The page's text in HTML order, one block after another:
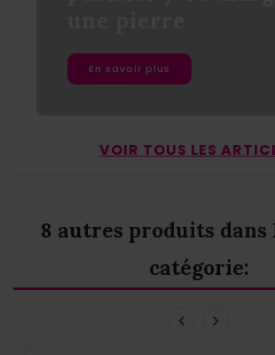
En savoir plus
VOIR TOUS LES
8 autres produits dans
catégorie: